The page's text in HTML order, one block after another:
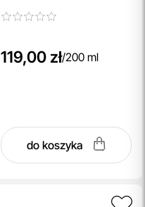
119,00 zł/200 ml
do koszyka